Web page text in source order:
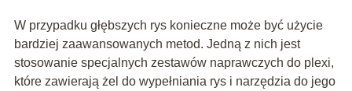
W przypadku głębszych rys konieczne może być użycie
bardziej zaawansowanych metod. Jedną z nich jest
stosowanie specjalnych zestawów naprawczych do plexi,
które zawierają żel do wypełniania rys i narzędzia do jego